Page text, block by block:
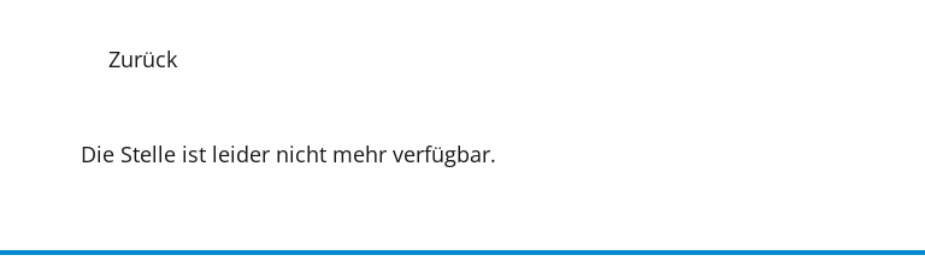
Zurück
Die Stelle ist leider nicht mehr verfügbar.